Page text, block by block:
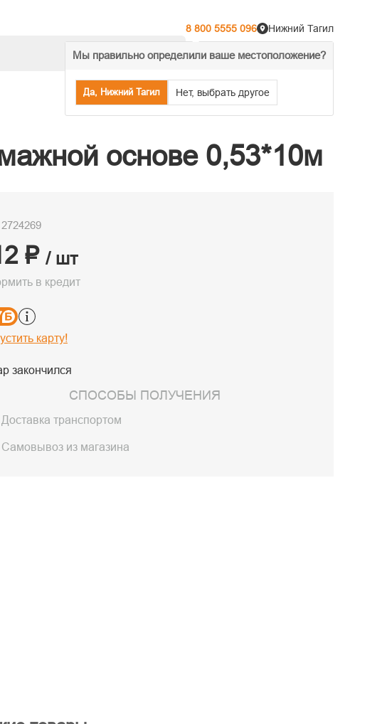
8 800 5555 096
Мы правильно определили ваше местоположение?
Да, Нижний Тагил Нет, выбрать другое
Нижний Тагил
% Акции Распродажа
основе 0,53*10м
₽ / шт
в кредит
карту!
закончился
СПОСОБЫ ПОЛУЧЕНИЯ
Доставка транспортом
Самовывоз из магазина